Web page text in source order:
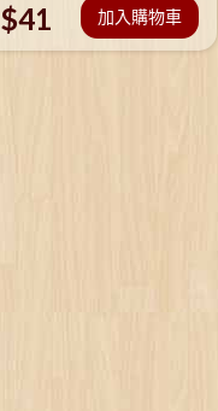
$41 加入購物車